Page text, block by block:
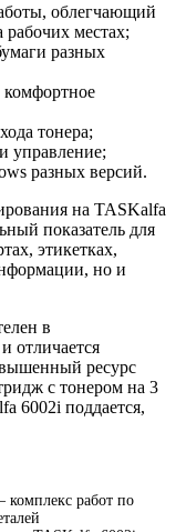
облегчающий
местах;
разных
комфортное
тонера;
управление;
разных версий.
на TASKalfa
показатель для
этикетках,
но и
в
отличается
ресурс
с тонером на 3
6002i поддается,
работ по